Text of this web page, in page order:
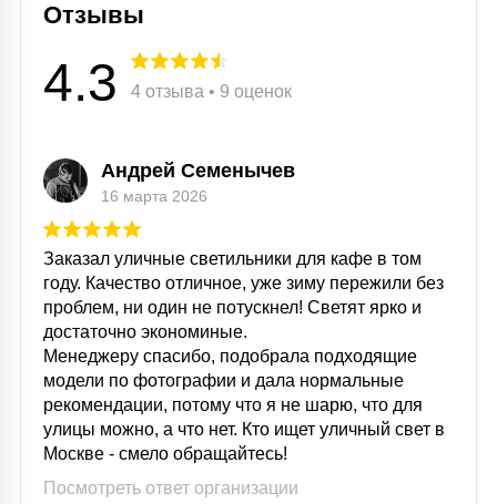
Отзывы
4.3 4 отзыва • 9 оценок
Андрей Семенычев
16 марта 2026
Заказал уличные светильники для кафе в том
году. Качество отличное, уже зиму пережили без
проблем, ни один не потускнел! Светят ярко и
достаточно экономиные.
Менеджеру спасибо, подобрала подходящие
модели по фотографии и дала нормальные
рекомендации, потому что я не шарю, что для
улицы можно, а что нет. Кто ищет уличный свет в
Москве - смело обращайтесь!
Посмотреть ответ организации